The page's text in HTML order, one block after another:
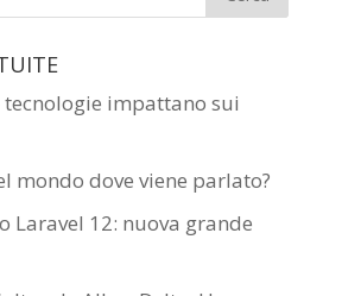
tecnologie impattano sui
mondo dove viene parlato?
Laravel 12: nuova grande